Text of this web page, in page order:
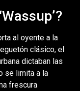
al oyente a la
clásico, el
dictaban las
se limita a la
frescura